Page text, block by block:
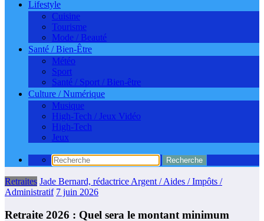
Lifestyle
Cuisine
Tourisme
Mode / Beauté
Santé / Bien-Être
Météo
Sport
Santé / Sport / Bien-être
Culture / Numérique
Musique
High-Tech / Jeux Vidéo
High-Tech
Jeux
Retraites Jade Bernard, rédactrice Argent / Aides / Impôts /
Administratif 7 juin 2026
Retraite 2026 : Quel sera le montant minimum